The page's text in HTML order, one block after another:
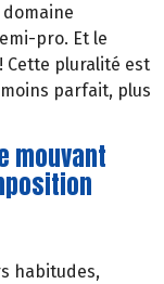
pro. Et le
Cette pluralité est
parfait, plus
mouvant
habitudes,